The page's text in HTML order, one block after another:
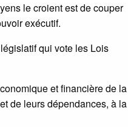
le croient est de couper
exécutif.
qui vote les Lois
et financière de la
de leurs dépendances, à la